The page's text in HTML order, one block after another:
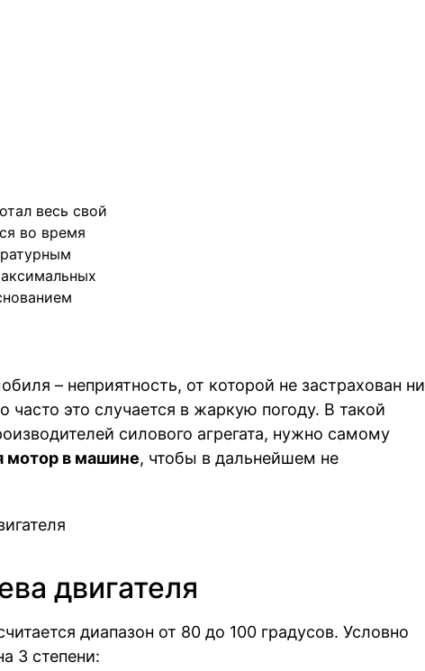
весь свой
во время
– неприятность, от которой не застрахован ни
часто это случается в жаркую погоду. В такой
силового агрегата, нужно самому
мотор в машине, чтобы в дальнейшем не
двигателя
диапазон от 80 до 100 градусов. Условно
3 степени: